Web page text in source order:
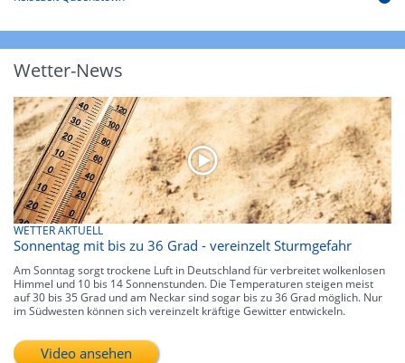
Wetter-News
WETTER AKTUELL
Sonnentag mit bis zu 36 Grad - vereinzelt Sturmgefahr
Am Sonntag sorgt trockene Luft in Deutschland für verbreitet wolkenlosen
Himmel und 10 bis 14 Sonnenstunden. Die Temperaturen steigen meist
auf 30 bis 35 Grad und am Neckar sind sogar bis zu 36 Grad möglich. Nur
im Südwesten können sich vereinzelt kräftige Gewitter entwickeln.
Video ansehen